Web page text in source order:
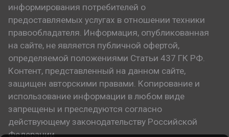
информирования потребителей о
предоставляемых услугах в отношении техники
правообладателя. Информация, опубликованная
на сайте, не является публичной офертой,
определяемой положениями Статьи 437 ГК РФ.
Контент, представленный на данном сайте,
защищен авторскими правами. Копирование и
использование информации в любом виде
запрещены и преследуются согласно
действующему законодательству Российской
Федерации.